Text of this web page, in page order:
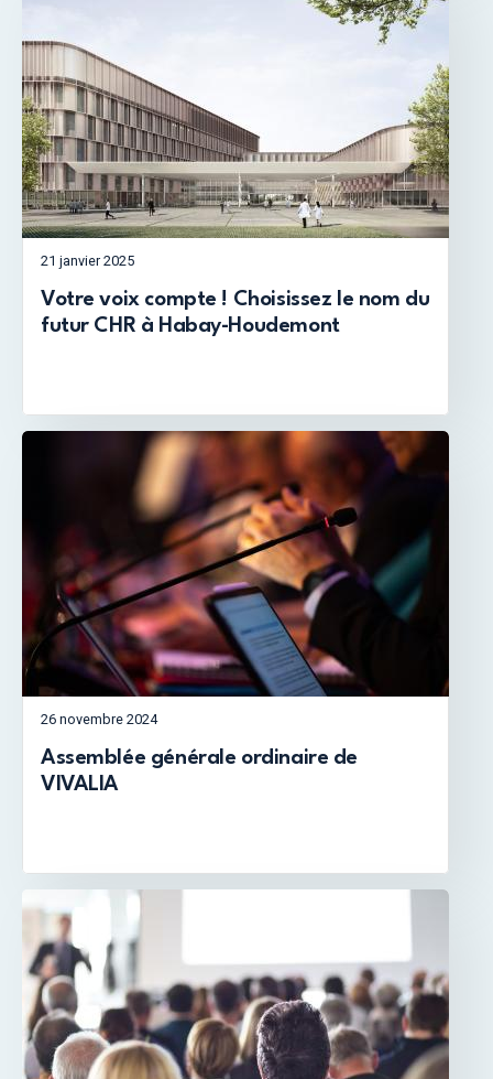
21 janvier 2025
Votre voix compte ! Choisissez le nom du
futur CHR à Habay-Houdemont
26 novembre 2024
Assemblée générale ordinaire de
VIVALIA